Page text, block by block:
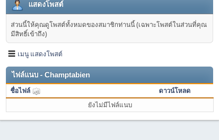
แสดงโพสต์
ส่วนนี้ให้คุณดูโพสต์ทั้งหมดของสมาชิกท่านนี้ (เฉพาะโพสต์ในส่วนที่คุณ
มีสิทธิ์เข้าถึง)
เมนู แสดงโพสต์
ไฟล์แนบ - Champtabien
ชื่อไฟล์
ดาวน์โหลด
ยังไม่มีไฟล์แนบ